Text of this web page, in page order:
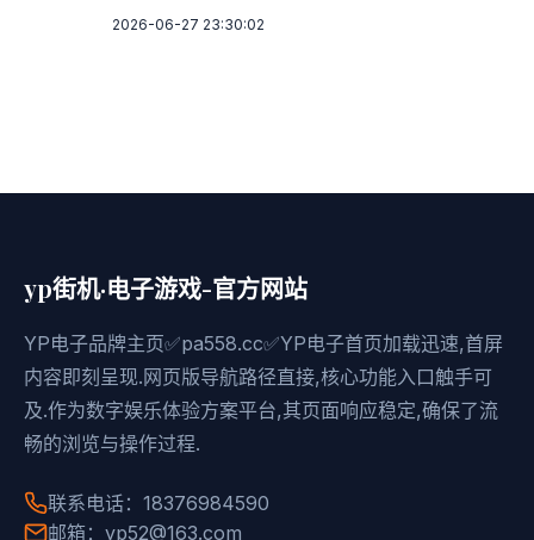
2026-06-27 23:30:02
yp街机·电子游戏-官方网站
YP电子品牌主页✅pa558.cc✅YP电子首页加载迅速,首屏
内容即刻呈现.网页版导航路径直接,核心功能入口触手可
及.作为数字娱乐体验方案平台,其页面响应稳定,确保了流
畅的浏览与操作过程.
联系电话：18376984590
邮箱：yp52@163.com